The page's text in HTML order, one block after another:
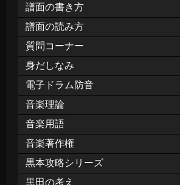
譜面の書き方
譜面の読み方
質問コーナー
身だしなみ
電子ドラム防音
音楽理論
音楽用語
音楽著作権
黒本攻略シリーズ
黒田の考え